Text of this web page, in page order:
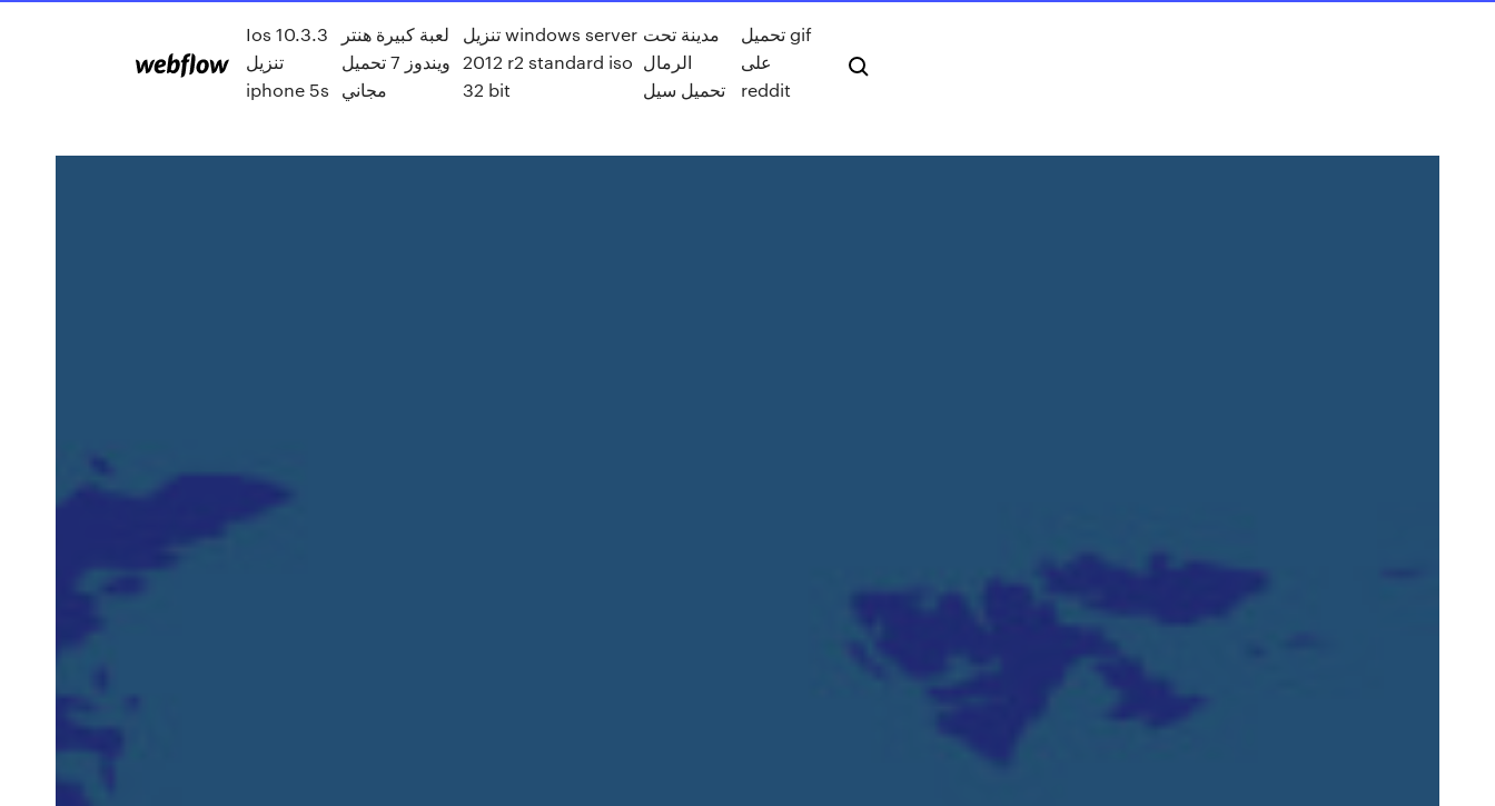
Ios 10.3.3
تنزيل
iphone 5s
لعبة كبيرة هنتر
ويندوز 7 تحميل
مجاني
تنزيل windows server
2012 r2 standard iso
32 bit
مدينة تحت
الرمال
تحميل سيل
تحميل gif
على
reddit